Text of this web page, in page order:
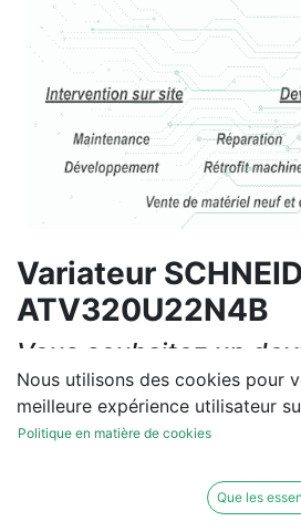
Variateur
ATV320U22N4B
Vous souhaitez un
réparation ou de
diagnostic sur site?
Nous utilisons des cookies pour
meilleure expérience utilisateur
Politique en matière de cookies
Que les